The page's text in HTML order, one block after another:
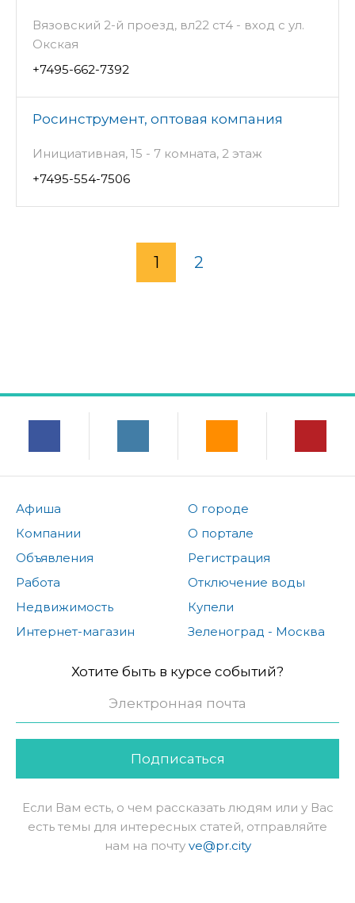
Вязовский 2-й проезд, вл22 ст4 - вход с ул.
Окская
+7495-662-7392
Росинструмент, оптовая компания
Инициативная, 15 - 7 комната, 2 этаж
+7495-554-7506
1 2
Афиша
Компании
Объявления
Работа
Недвижимость
Интернет-магазин
О городе
О портале
Регистрация
Отключение воды
Купели
Зеленоград - Москва
Хотите быть в курсе событий?
Подписаться
Если Вам есть, о чем рассказать людям или у Вас
есть темы для интересных статей, отправляйте
нам на почту ve@pr.city